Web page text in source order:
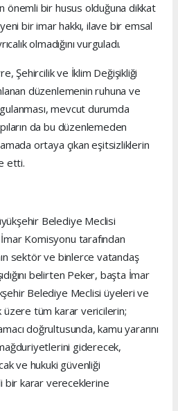
önemli bir husus olduğuna dikkat
bir imar hakkı, ilave bir emsal
olmadığını vurguladı.
Şehircilik ve İklim Değişikliği
düzenlemenin ruhuna ve
mevcut durumda
da bu düzenlemeden
ortaya çıkan eşitsizliklerin
etti.
Belediye Meclisi
Komisyonu tarafından
sektör ve binlerce vatandaş
belirten Peker, başta İmar
Belediye Meclisi üyeleri ve
üzere tüm karar vericilerin;
doğrultusunda, kamu yararını
giderecek,
ve hukuki güvenliği
bir karar vereceklerine